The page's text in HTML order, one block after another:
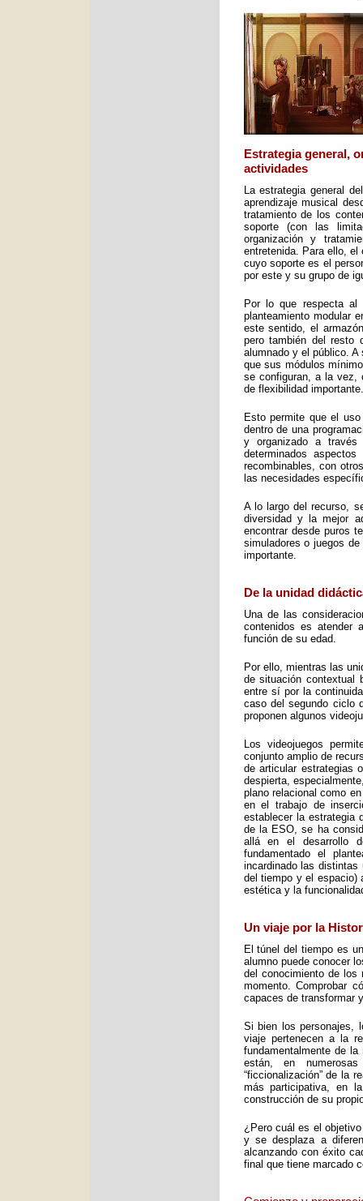
Estrategia general,
actividades
La estrategia general
aprendizaje musical
tratamiento de los
soporte (con las
organización y
entretenida. Para ello,
cuyo soporte es el
por este y su grupo de
Por lo que respecta al
planteamiento modular
este sentido, el
pero también del resto
alumnado y el público.
que sus módulos
se configuran, a la vez,
de flexibilidad importante.
Esto permite que el
dentro de una
y organizado a
determinados
recombinables, con
las necesidades
A lo largo del recurso,
diversidad y la mejor
encontrar desde puros
simuladores o juegos
importante.
De la unidad
Una de las
contenidos es atender
función de su edad.
Por ello, mientras las
de situación contextual
entre sí por la
caso del segundo ciclo
proponen algunos
Los videojuegos
conjunto amplio de
de articular estrategias
despierta,
plano relacional como
en el trabajo de
establecer la estrategia
de la ESO, se ha
allá en el desarrollo
fundamentado el
incardinado las
del tiempo y el espacio)
estética y la
Un viaje por la
El túnel del tiempo es
alumno puede conocer
del conocimiento de
momento. Comprobar
capaces de transformar
Si bien los personajes,
viaje pertenecen a la
fundamentalmente de
están, en
“ficcionalización” de la
más participativa, en
construcción de su
¿Pero cuál es el
y se desplaza a
alcanzando con éxito
final que tiene marcado